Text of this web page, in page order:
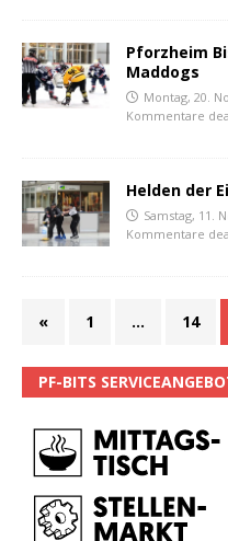
Pforzheim
Maddogs
Montag, 20.
Kommentare
Helden der
Samstag, 11.
Kommentare
« 1 … 14
PF-BITS